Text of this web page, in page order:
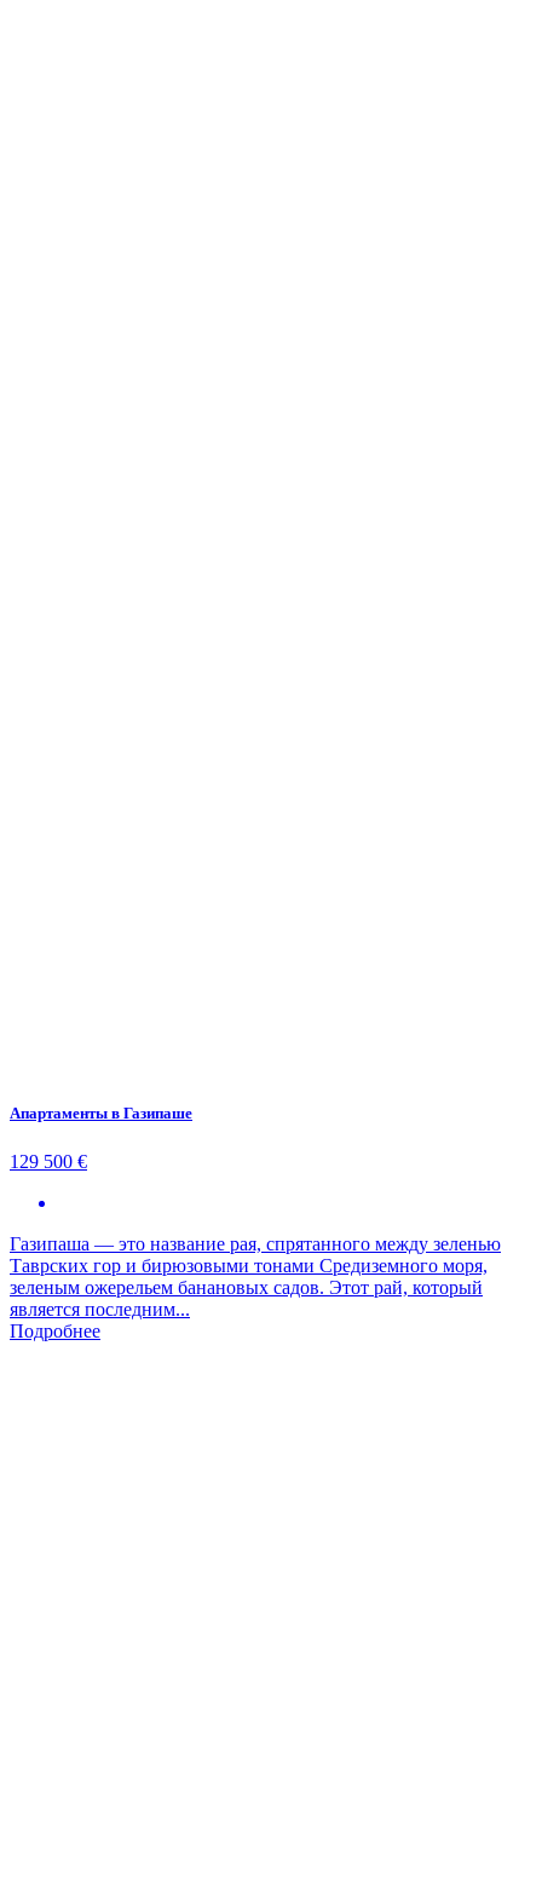
Апартаменты в Газипаше
129 500 €
Газипаша — это название рая, спрятанного между зеленью
Таврских гор и бирюзовыми тонами Средиземного моря,
зеленым ожерельем банановых садов. Этот рай, который
является последним...
Подробнее